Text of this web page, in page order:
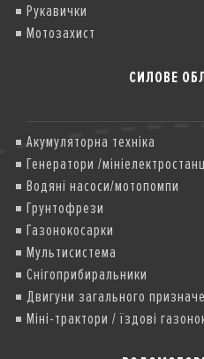
Рукавички
Мотозахист
СИЛОВЕ
Акумуляторна техніка
Генератори /
Водяні насоси/мотопомпи
Грунтофрези
Газонокосарки
Мультисистема
Снігоприбиральники
Двигуни загального
Міні-трактори / їздові